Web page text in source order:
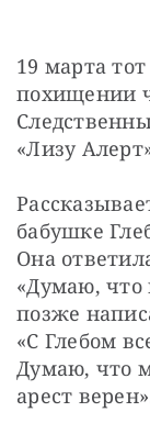
19 марта
похищении
«Лизу
бабушке
Она
«Думаю, что
позже
«С Глебом
Думаю, что
арест